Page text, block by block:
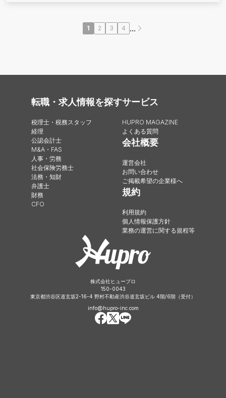
1 2 3 4 ...
転職・求人情報を探す
税理士・税務スタッフ
経理
公認会計士
M&A・FAS
人事・労務
社会保険労務士
法務・知財
弁護士
財務
CFO
サービス
HUPRO MAGAZINE
よくある質問
会社概要
運営会社
お問い合わせ
ご掲載希望の企業様へ
規約
利用規約
個人情報保護方針
業務の運営に関する規程等
株式会社ヒュープロ
150-0043
東京都渋谷区道玄坂2-16-4 野村不動産渋谷道玄坂ビル 4階/6階（受付）
info@hupro-inc.com